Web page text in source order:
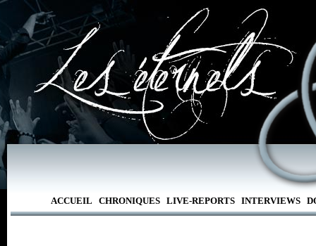
ACCUEIL CHRONIQUES LIVE-REPORTS INTERVIEWS